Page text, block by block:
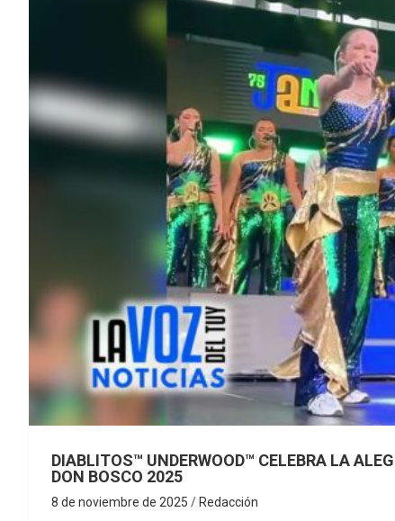
DIABLITOS™ UNDERWOOD™ CELEBRA LA
DON BOSCO 2025
8 de noviembre de 2025 Redacción